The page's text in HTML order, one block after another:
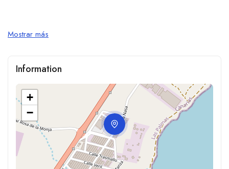
Mostrar más
Information
+
−